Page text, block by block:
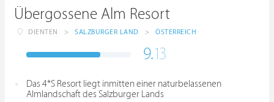
Übergossene Alm Resort
DIENTEN > SALZBURGER LAND > ÖSTERREICH
9.13
Das 4*S Resort liegt inmitten einer naturbelassenen
Almlandschaft des Salzburger Lands